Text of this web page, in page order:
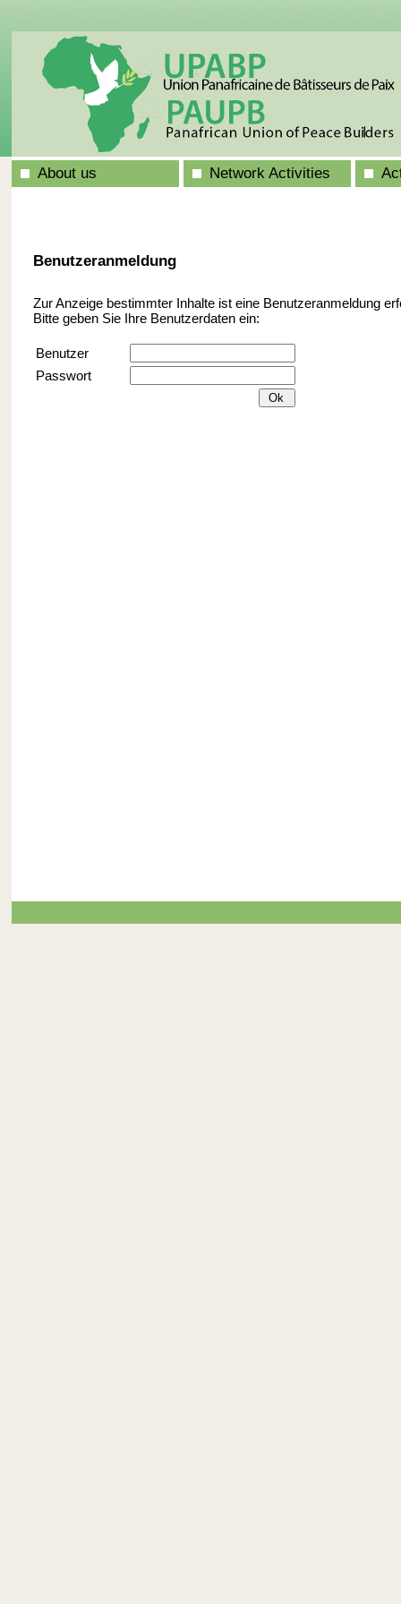
About us Network Activities
Benutzeranmeldung
Zur Anzeige bestimmter Inhalte ist eine Benutzeranmeldung
Bitte geben Sie Ihre Benutzerdaten ein:
Benutzer
Passwort